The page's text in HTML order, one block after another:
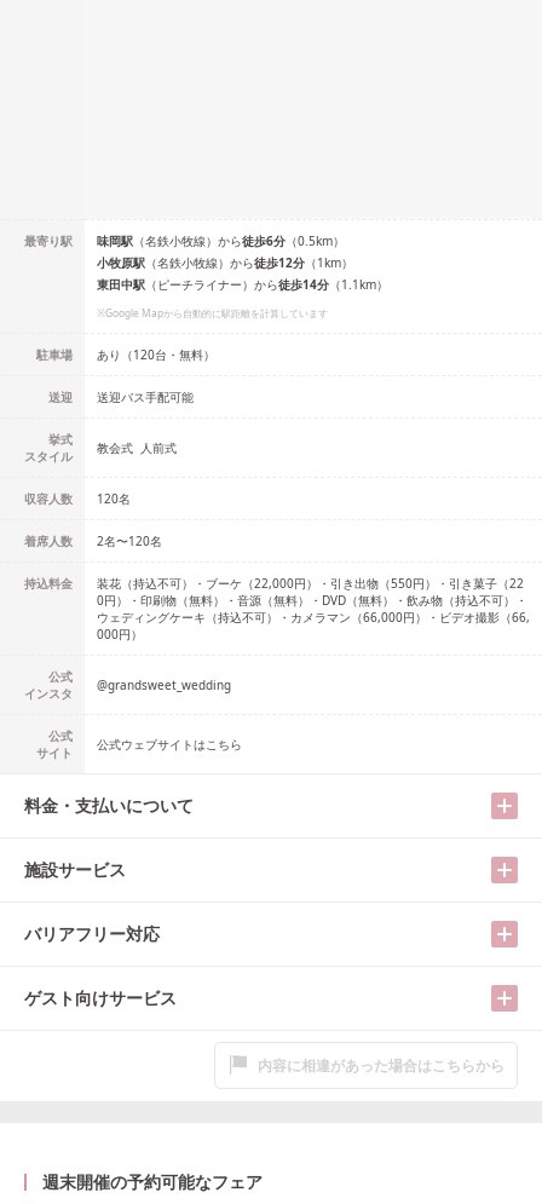
最寄り駅 味岡駅 （名鉄小牧線） から徒歩6分 （0.5km）
小牧原駅 （名鉄小牧線） から徒歩12分 （1km）
東田中駅 （ピーチライナー） から徒歩14分 （1.1km）
※Google Mapから自動的に駅距離を計算しています
駐車場 あり（120台・無料）
送迎 送迎バス手配可能
挙式
スタイル
教会式 人前式
収容人数 120名
着席人数 2名〜120名
持込料金
装花（持込不可）・ブーケ（22,000円）・引き出物（550円）・引き菓子（22
0円）・印刷物（無料）・音源（無料）・DVD（無料）・飲み物（持込不可）・
ウェディングケーキ（持込不可）・カメラマン（66,000円）・ビデオ撮影（66,
000円）
公式
インスタ
@grandsweet_wedding
公式
サイト
公式ウェブサイトはこちら
料金・支払いについて
施設サービス
バリアフリー対応
ゲスト向けサービス
内容に相違があった場合はこちらから
週末開催の予約可能なフェア